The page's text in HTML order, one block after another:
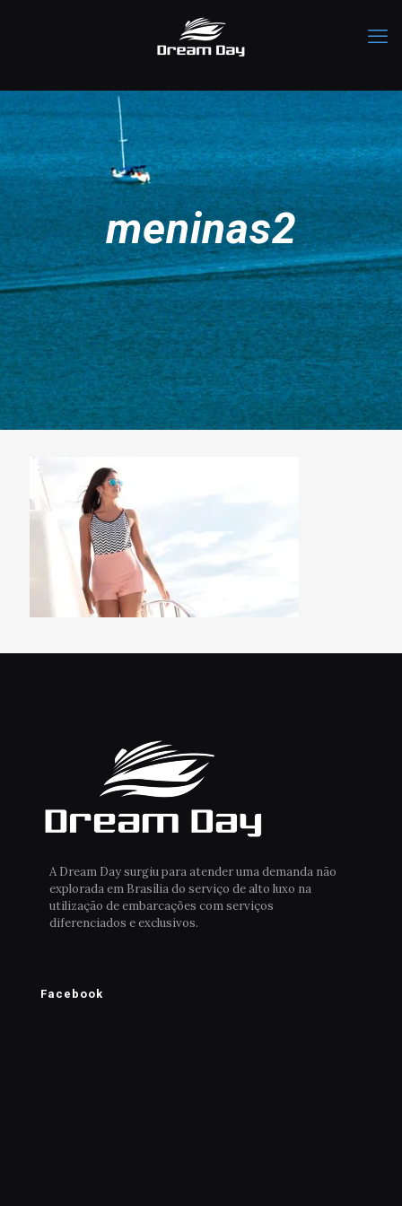
meninas2
A Dream Day surgiu para atender uma demanda não
explorada em Brasília do serviço de alto luxo na
utilização de embarcações com serviços
diferenciados e exclusivos.
Facebook